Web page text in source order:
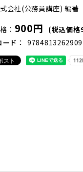
会社(公務員講座) 編著
900円
(税込価格
ード
9784813262909